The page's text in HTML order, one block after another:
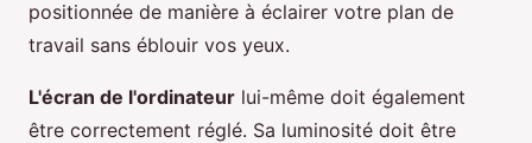
positionnée de manière à éclairer votre plan de
travail sans éblouir vos yeux.
L'écran de l'ordinateur lui-même doit également
être correctement réglé. Sa luminosité doit être